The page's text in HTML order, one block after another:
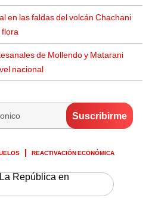
en las faldas del volcán Chachani
de Mollendo y Matarani
nacional
REACTIVACIÓN ECONÓMICA
República en